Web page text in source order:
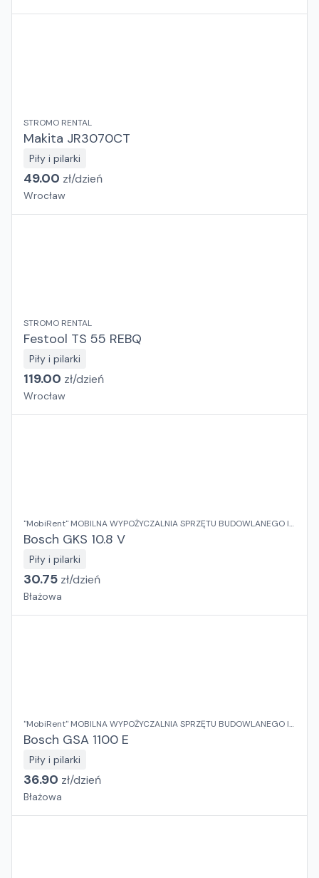
STROMO RENTAL
Makita JR3070CT
Piły i pilarki
49.00 zł/dzień
Wrocław
STROMO RENTAL
Festool TS 55 REBQ
Piły i pilarki
119.00 zł/dzień
Wrocław
"MobiRent" MOBILNA WYPOŻYCZALNIA SPRZĘTU BUDOWLANEGO I
OGRODOWEGO Jaroslaw Rybka
Bosch GKS 10.8 V
Piły i pilarki
30.75 zł/dzień
Błażowa
"MobiRent" MOBILNA WYPOŻYCZALNIA SPRZĘTU BUDOWLANEGO I
OGRODOWEGO Jaroslaw Rybka
Bosch GSA 1100 E
Piły i pilarki
36.90 zł/dzień
Błażowa